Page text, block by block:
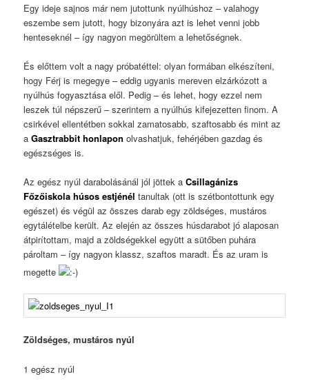
Egy ideje sajnos már nem jutottunk nyúlhúshoz – valahogy
eszembe sem jutott, hogy bizonyára azt is lehet venni jobb
henteseknél – így nagyon megörültem a lehetőségnek.
És előttem volt a nagy próbatéttel: olyan formában elkészíteni,
hogy Férj is megegye – eddig ugyanis mereven elzárkózott a
nyúlhús fogyasztása elől. Pedig – és lehet, hogy ezzel nem
leszek túl népszerű – szerintem a nyúlhús kifejezetten finom. A
csirkével ellentétben sokkal zamatosabb, szaftosabb és mint az
aGasztrabbit honlapon olvashatjuk, fehérjében gazdag és
egészséges is.
Az egész nyúl darabolásánál jól jöttek aCsillagánizs
Főzőiskola húsos estjénél tanultak (ott is szétbontottunk egy
egészet) és végül az összes darab egy zöldséges, mustáros
egytálételbe került. Az elején az összes húsdarabot jó alaposan
átpirítottam, majd a zöldségekkel együtt a sütőben puhára
pároltam – így nagyon klassz, szaftos maradt. És az uram is
megette
Zöldséges, mustáros nyúl
1 egész nyúl